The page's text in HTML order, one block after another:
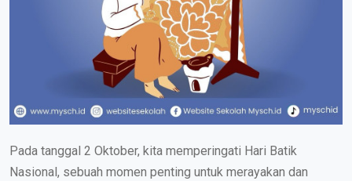
Pada tanggal 2 Oktober, kita memperingati Hari Batik
Nasional, sebuah momen penting untuk merayakan dan